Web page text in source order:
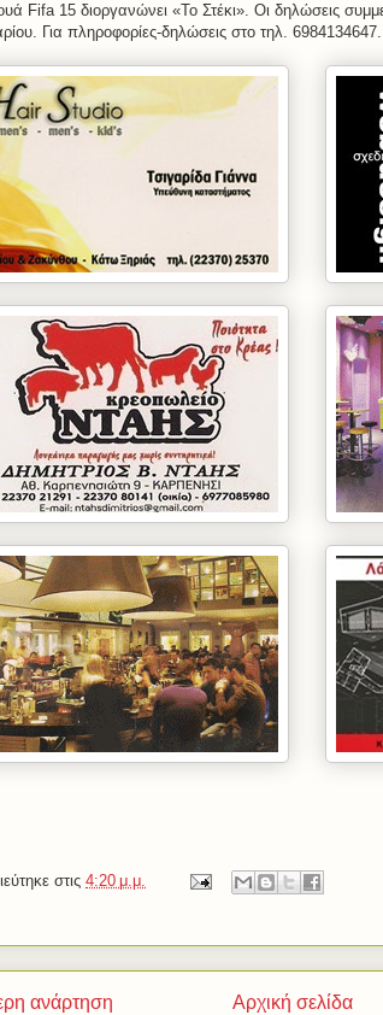
Fifa15 διοργανώνει «Το Στέκι». Οι δηλώσεις
Για πληροφορίες-δηλώσεις στο τηλ. 6984134647.
στις 4:20 μ.μ.
ανάρτηση Αρχική σελίδα